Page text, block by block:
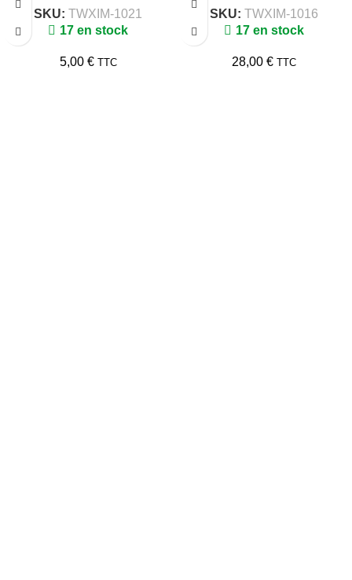
SKU: TWXIM-1021
17 en stock
5,00 € TTC
SKU: TWXIM-1016
17 en stock
28,00 € TTC